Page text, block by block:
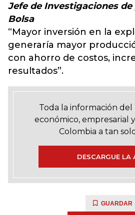
Jefe de Investigaciones
Bolsa
“Mayor inversión en la
generaría mayor
con ahorro de costos,
resultados”.
Toda la información
económico, empresarial
Colombia a tan
DESCARGUE LA
GUARDAR